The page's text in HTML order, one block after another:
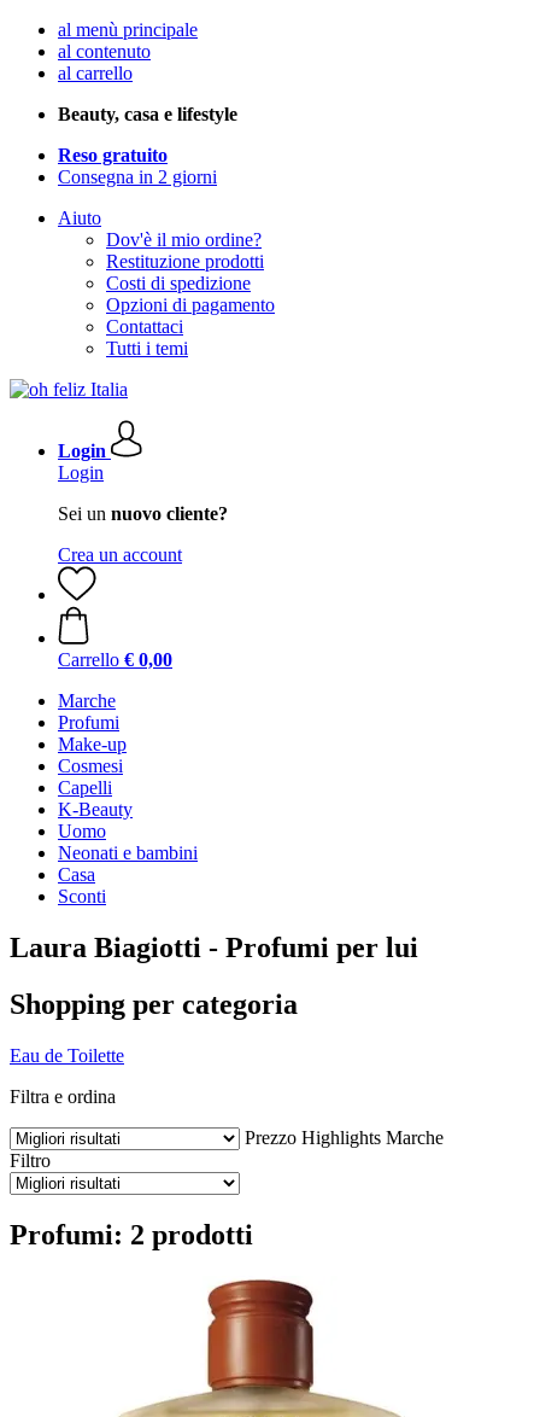
al menù principale
al contenuto
al carrello
Beauty, casa e lifestyle
Reso gratuito
Consegna in 2 giorni
Aiuto
Dov'è il mio ordine?
Restituzione prodotti
Costi di spedizione
Opzioni di pagamento
Contattaci
Tutti i temi
Login
Login
Sei un nuovo cliente?
Crea un account
Carrello € 0,00
Marche
Profumi
Make-up
Cosmesi
Capelli
K-Beauty
Uomo
Neonati e bambini
Casa
Sconti
Laura Biagiotti - Profumi per lui
Shopping per categoria
Eau de Toilette
Filtra e ordina
Prezzo Highlights Marche
Filtro
Profumi: 2 prodotti